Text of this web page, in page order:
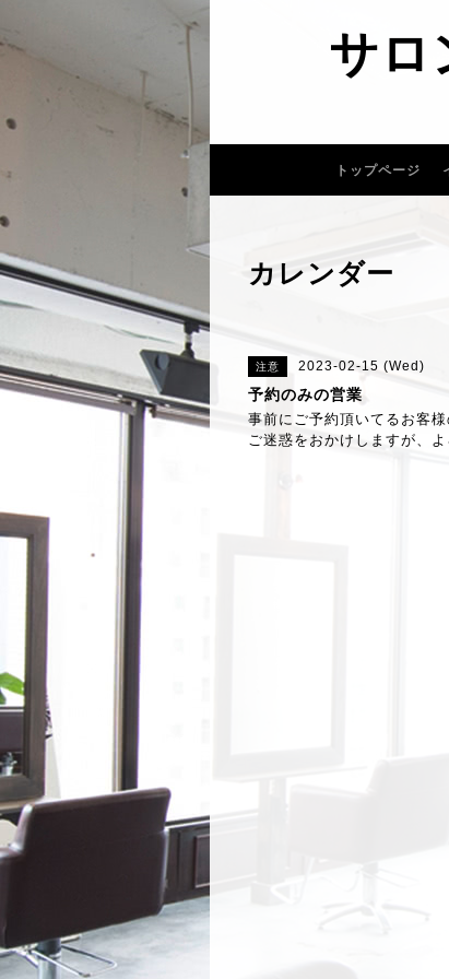
サ
トップページ
カレンダー
注意 2023-02-15 (Wed)
予約のみの営業
事前にご予約頂いてるお客様
ご迷惑をおかけしますが、よ